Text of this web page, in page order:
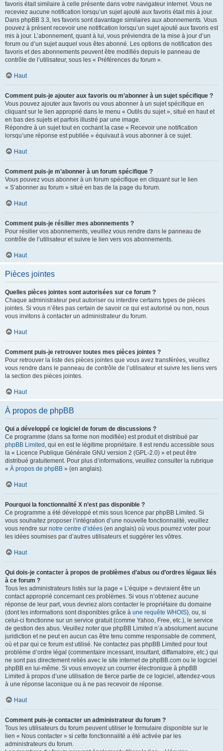
favoris était similaire à celle présente dans votre navigateur internet. Vous ne
receviez aucune notification lorsqu’un sujet ajouté aux favoris était mis à jour.
Dans phpBB 3.3, les favoris sont davantage similaires aux abonnements. Vous
pouvez à présent recevoir une notification lorsqu’un sujet ajouté aux favoris est
mis à jour. L’abonnement, quant à lui, vous préviendra de la mise à jour d’un
forum ou d’un sujet auquel vous êtes abonné. Les options de notification des
favoris et des abonnements peuvent être modifiés depuis le panneau de
contrôle de l’utilisateur, sous les « Préférences du forum ».
Haut
Comment puis-je ajouter aux favoris ou m’abonner à un sujet spécifique ?
Vous pouvez ajouter aux favoris ou vous abonner à un sujet spécifique en
cliquant sur le lien approprié dans le menu « Outils du sujet », situé en haut et
en bas des sujets et parfois illustré par une image.
Répondre à un sujet tout en cochant la case « Recevoir une notification
lorsqu’une réponse est publiée » équivaut à vous abonner à ce sujet.
Haut
Comment puis-je m’abonner à un forum spécifique ?
Vous pouvez vous abonner à un forum spécifique en cliquant sur le lien
« S’abonner au forum » situé en bas de la page du forum.
Haut
Comment puis-je résilier mes abonnements ?
Pour résilier vos abonnements, veuillez vous rendre dans le panneau de
contrôle de l’utilisateur et suivre le lien vers vos abonnements.
Haut
Pièces jointes
Quelles pièces jointes sont autorisées sur ce forum ?
Chaque administrateur peut autoriser ou interdire certains types de pièces
jointes. Si vous n’êtes pas certain de savoir ce qui est autorisé ou non, nous
vous invitons à contacter un administrateur du forum.
Haut
Comment puis-je retrouver toutes mes pièces jointes ?
Pour retrouver la liste des pièces jointes que vous avez transférées, veuillez
vous rendre dans le panneau de contrôle de l’utilisateur et suivre les liens vers
la section des pièces jointes.
Haut
À propos de phpBB
Qui a développé ce logiciel de forum de discussions ?
Ce programme (dans sa forme non modifiée) est produit et distribué par
phpBB Limited , qui en est le légitime propriétaire. Il est rendu accessible sous
la « Licence Publique Générale GNU version 2 (GPL-2.0) » et peut être
distribué gratuitement. Pour plus d’informations, veuillez consulter la rubrique
« À propos de phpBB » (en anglais).
Haut
Pourquoi la fonctionnalité X n’est pas disponible ?
Ce programme a été développé et mis sous licence par phpBB Limited. Si
vous souhaitez proposer l’intégration d’une nouvelle fonctionnalité, veuillez
vous rendre sur notre centre d’idées (en anglais) où vous pourrez voter pour
les idées soumises par d’autres utilisateurs et suggérer les vôtres.
Haut
Qui dois-je contacter à propos de problèmes d’abus ou d’ordres légaux liés
à ce forum ?
Tous les administrateurs listés sur la page « L’équipe » devraient être un
contact approprié concernant ces problèmes. Si vous n’obtenez aucune
réponse de leur part, vous devriez alors contacter le propriétaire du domaine
(dont les informations sont disponibles grâce à une requête WHOIS), ou, si
celui-ci fonctionne sur un service gratuit (comme Yahoo, Free, etc.), le service
de gestion des abus. Veuillez noter que phpBB Limited n’a absolument aucune
juridiction et ne peut en aucun cas être tenu comme responsable de comment,
où et par qui ce forum est utilisé. Ne contactez pas phpBB Limited pour tout
problème d’ordre légal (commentaire incessant, insultant, diffamatoire, etc.) qui
ne sont pas directement reliés avec le site internet de phpBB.com ou le logiciel
phpBB en lui-même. Si vous envoyez un courrier électronique à phpBB
Limited à propos d’une utilisation de tierce partie de ce logiciel, attendez-vous
à une réponse laconique ou à ne pas recevoir de réponse.
Haut
Comment puis-je contacter un administrateur du forum ?
Tous les utilisateurs du forum peuvent utiliser le formulaire disponible sur le
lien « Nous contacter » si cette fonctionnalité a été activée par les
administrateurs du forum.